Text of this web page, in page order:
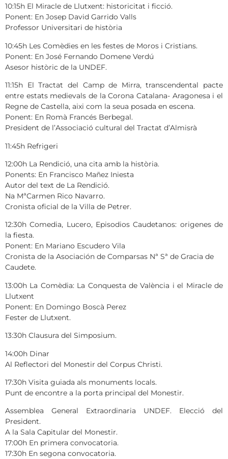
10:15h El Miracle de Llutxent: historicitat i ficció.
Ponent: En Josep David Garrido Valls
Professor Universitari de història
10:45h Les Comèdies en les festes de Moros i Cristians.
Ponent: En José Fernando Domene Verdú
Asesor històric de la UNDEF.
11:15h El Tractat del Camp de Mirra, transcendental pacte
entre estats medievals de la Corona Catalana- Aragonesa i el
Regne de Castella, aixi com la seua posada en escena.
Ponent: En Romà Francés Berbegal.
President de l’Associació cultural del Tractat d’Almisrà
11:45h Refrigeri
12:00h La Rendició, una cita amb la història.
Ponents: En Francisco Mañez Iniesta
Autor del text de La Rendició.
Na MªCarmen Rico Navarro.
Cronista oficial de la Villa de Petrer.
12:30h Comedia, Lucero, Episodios Caudetanos: origenes de
la fiesta.
Ponent: En Mariano Escudero Vila
Cronista de la Asociación de Comparsas Nª Sª de Gracia de
Caudete.
13:00h La Comèdia: La Conquesta de València i el Miracle de
Llutxent
Ponent: En Domingo Boscà Perez
Fester de Llutxent.
13:30h Clausura del Simposium.
14:00h Dinar
Al Reflectori del Monestir del Corpus Christi.
17:30h Visita guiada als monuments locals.
Punt de encontre a la porta principal del Monestir.
Assemblea General Extraordinaria UNDEF. Elecció del
President.
A la Sala Capitular del Monestir.
17:00h En primera convocatoria.
17:30h En segona convocatoria.